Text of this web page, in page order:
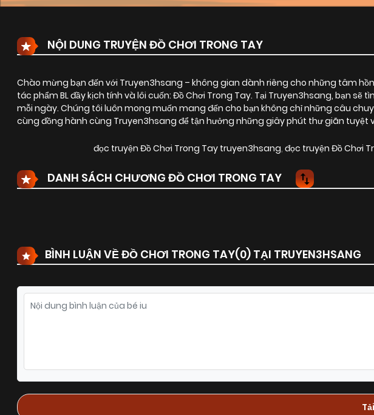
NỘI DUNG TRUYỆN ĐỒ CHƠI TRONG TAY
Chào mừng bạn đến với Truyen3hsang – không gian dành riêng cho những tâm
tác phẩm BL đầy kịch tính và lôi cuốn: Đồ Chơi Trong Tay. Tại Truyen3hsang, bạn sẽ
mỗi ngày. Chúng tôi luôn mong muốn mang đến cho bạn không chỉ những câu
cùng đồng hành cùng Truyen3hsang để tận hưởng những giây phút thư giãn tuyệt
đọc truyện Đồ Chơi Trong Tay truyen3hsang, đọc truyện Đồ Chơi
DANH SÁCH CHƯƠNG ĐỒ CHƠI TRONG TAY
BÌNH LUẬN VỀ ĐỒ CHƠI TRONG TAY(0) TẠI TRUYEN3HSANG